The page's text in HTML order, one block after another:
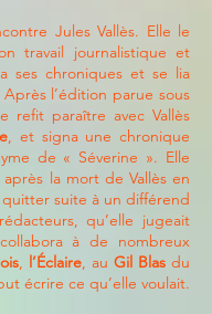
Jules Vallès. Elle le
travail journalistique et
ses chroniques et se lia
l’édition parue sous
refit paraître avec Vallès
, et signa une chronique
de « Séverine ». Elle
la mort de Vallès en
quitter suite à un différend
qu’elle jugeait
à de nombreux
, l’Éclaire, au Gil Blas du
écrire ce qu’elle voulait.